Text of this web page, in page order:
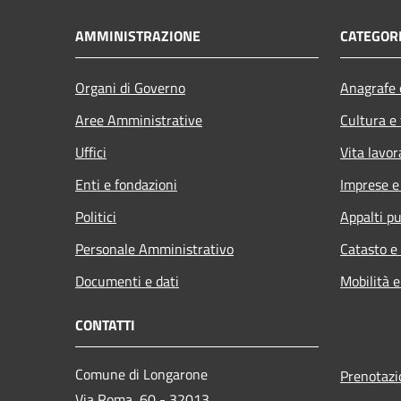
AMMINISTRAZIONE
Organi di Governo
Aree Amministrative
Uffici
Enti e fondazioni
Politici
Personale Amministrativo
Documenti e dati
Cultura
Vita
Imprese
Appalti
Catasto
Mobilità
CONTATTI
Comune di Longarone